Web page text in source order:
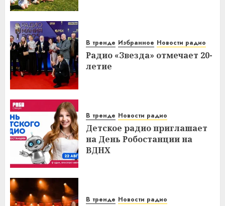
В тренде Избранное Новости радио
Радио «Звезда» отмечает 20-
летие
В тренде Новости радио
Детское радио приглашает
на День Робостанции на
ВДНХ
В тренде Новости радио